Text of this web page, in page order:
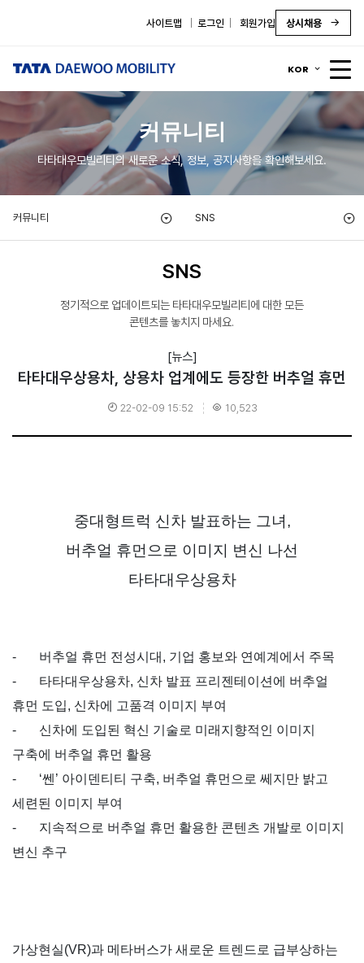
사이트맵 로그인 회원가입 상시채용
KOR
커뮤니티
타타대우모빌리티의 새로운 소식, 정보, 공지사항을 확인해보세요.
커뮤니티 SNS
SNS
정기적으로 업데이트되는 타타대우모빌리티에 대한 모든
콘텐츠를 놓치지 마세요.
[뉴스]
타타대우상용차, 상용차 업계에도 등장한 버추얼 휴먼
22-02-09 15:52 10,523
중대형트럭 신차 발표하는 그녀,
버추얼 휴먼으로 이미지 변신 나선
타타대우상용차
- 버추얼 휴먼 전성시대 , 기업 홍보와 연예계에서 주목
-
타타대우상용차, 신차 발표 프리젠테이션에 버추얼
휴먼 도입, 신차에 고품격 이미지 부여
-
신차에 도입된 혁신 기술로 미래지향적인 이미지
구축에 버추얼 휴먼 활용
-
‘쎈 ’ 아이덴티티 구축, 버추얼 휴먼으로 쎄지만 밝고
세련된 이미지 부여
-
지속적으로 버추얼 휴먼 활용한 콘텐츠 개발로 이미지
변신 추구
가상현실(VR)과 메타버스가 새로운 트렌드로 급부상하는